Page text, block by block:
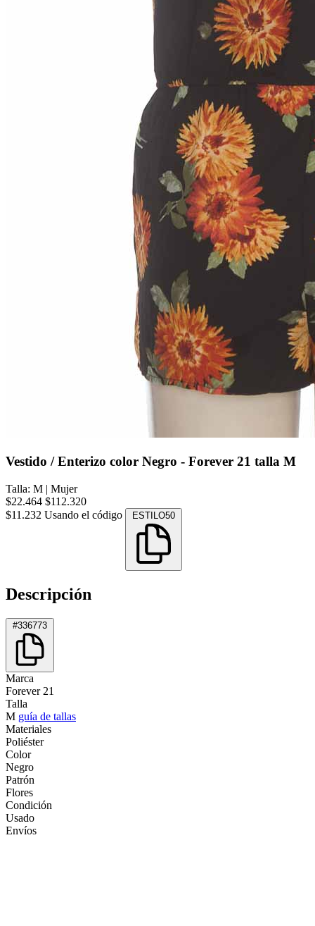
Vestido / Enterizo color Negro - Forever 21 talla M
Talla: M | Mujer
$22.464 $112.320
$11.232 Usando el código ESTILO50
Descripción
#336773
Marca
Forever 21
Talla
M guía de tallas
Materiales
Poliéster
Color
Negro
Patrón
Flores
Condición
Usado
Envíos